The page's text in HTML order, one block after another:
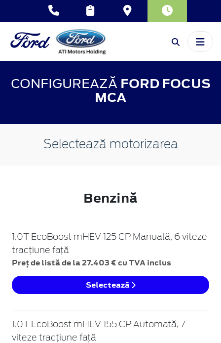
CONFIGUREAZĂ FORD FOCUS
MCA
Selectează motorizarea
Benzină
1.0T EcoBoost mHEV 125 CP Manuală, 6 viteze
tracțiune față
Preț de listă de la 27.403 € cu TVA inclus
Selectează
1.0T EcoBoost mHEV 155 CP Automată, 7
viteze tracțiune față